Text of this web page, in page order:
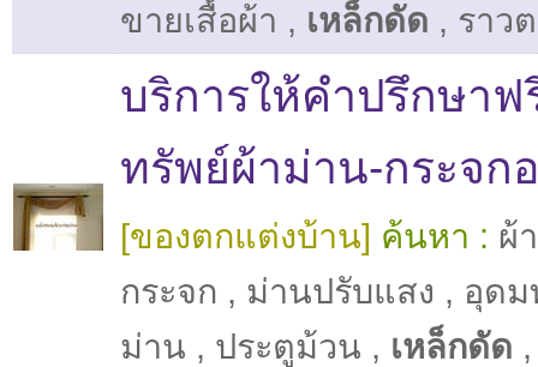
ขายเสื้อผ้า , เหล็กดัด , ราว
บริการให้คำปรึกษาฟ
ทรัพย์ผ้าม่าน-กระจก
[ของตกแต่งบ้าน] ค้นหา : ผ้
กระจก , ม่านปรับแสง , อุดม
ม่าน , ประตูม้วน , เหล็กดัด ,